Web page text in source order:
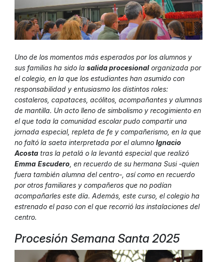
Uno de los momentos más esperados por los alumnos y
sus familias ha sido la salida procesional organizada por
el colegio, en la que los estudiantes han asumido con
responsabilidad y entusiasmo los distintos roles:
costaleros, capataces, acólitos, acompañantes y alumnas
de mantilla. Un acto lleno de simbolismo y recogimiento en
el que toda la comunidad escolar pudo compartir una
jornada especial, repleta de fe y compañerismo, en la que
no faltó la saeta interpretada por el alumno Ignacio
Acosta tras la petalá o la levantá especial que realizó
Emma Escudero , en recuerdo de su hermana Susi -quien
fuera también alumna del centro-, así como en recuerdo
por otros familiares y compañeros que no podían
acompañarles este día. Además, este curso, el colegio ha
estrenado el paso con el que recorrió las instalaciones del
centro.
Procesión Semana Santa 2025